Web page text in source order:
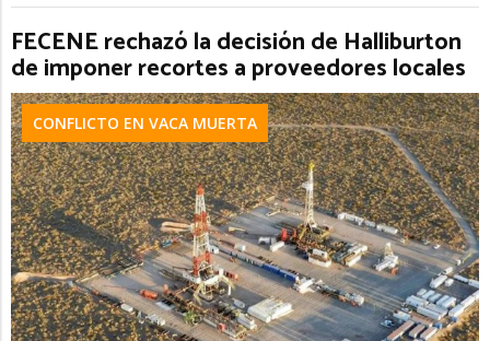
FECENE rechazó la decisión de Halliburton
de imponer recortes a proveedores locales
CONFLICTO EN VACA MUERTA